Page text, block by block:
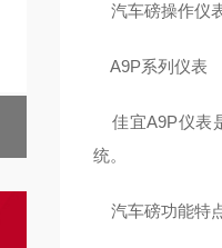
汽车磅操作仪
A9P系列仪表
佳宜A9P仪表
统。
汽车磅功能特